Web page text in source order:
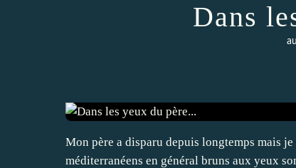
Dans
Mon père a disparu depuis longtemps mais
méditerranéens en général bruns aux yeux